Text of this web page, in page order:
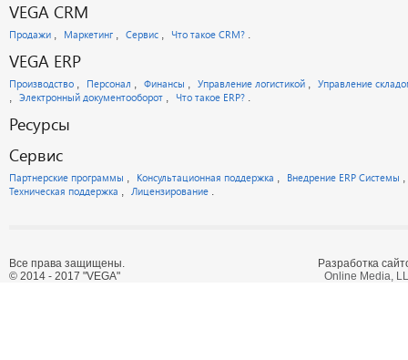
VEGA CRM
Продажи Маркетинг Сервис Что такое CRM?
VEGA ERP
Производство Персонал Финансы Управление логистикой
Управление
Электронный документооборот
Что такое ERP?
Ресурсы
Сервис
Партнерские программы Консультационная поддержка
Внедрение ERP Системы
Техническая поддержка
Лицензирование
Все права защищены.
© 2014 - 2017 "VEGA"
Разработка
Online Media,